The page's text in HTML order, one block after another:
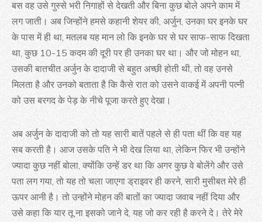
बस वह उसे गुस्से भरी निगाहों से देखती और बिना कुछ बोले अपने काम में
लग जाती। अब जिन्होंने हमसे कहानी शेयर की, अर्जुन, उनका घर इनके घर
के पास में ही था, मतलब यह मान लो कि इनके घर से घर साफ-साफ दिखता
था, कुछ 10-15 कदम की दूरी पर ही उनका घर था। और जो मोहन था,
उसकी बातचीत अर्जुन के दादाजी से बहुत अच्छी होती थी, तो वह उनसे
मिलता है और उनको बताता है कि कैसे रात को उसने वाकई में अपनी पत्नी
को उस बरगद के पेड़ के नीचे पूजा करते हुए देखा।
अब अर्जुन के दादाजी को तो यह सारी बातें पहले से ही पता थीं कि वह यह
सब करती है। आज उसके पति ने भी देख लिया था, लेकिन फिर भी उन्होंने
ज्यादा कुछ नहीं बोला, क्योंकि उन्हें डर था कि अगर कुछ वे बोलेंगे और उसे
पता लग गया, तो यह तो चला जाएगा ड्राइवर ही करने, सारी मुसीबत मेरे ही
ऊपर आनी है। तो उन्होंने मोहन की बातों का ज्यादा जवाब नहीं दिया और
उसे कहा कि यार तू ना इसको जाने दे, यह जो कर रही है करने दे। तेरे मेरे